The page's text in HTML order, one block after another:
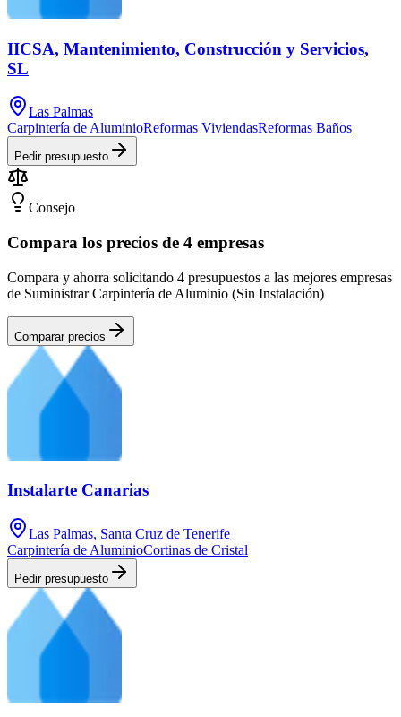
IICSA, Mantenimiento, Construcción y Servicios,
SL
Las Palmas
Carpintería de AluminioReformas ViviendasReformas Baños
Pedir presupuesto
Consejo
Compara los precios de 4 empresas
Compara y ahorra solicitando 4 presupuestos a las mejores empresas
de Suministrar Carpintería de Aluminio (Sin Instalación)
Comparar precios
Instalarte Canarias
Las Palmas, Santa Cruz de Tenerife
Carpintería de AluminioCortinas de Cristal
Pedir presupuesto